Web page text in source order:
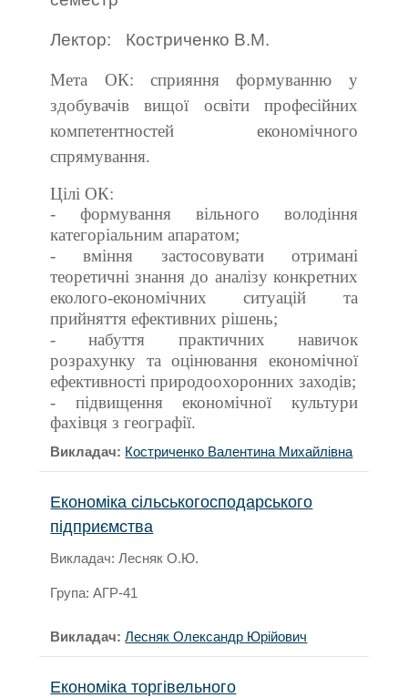
Лектор: Костриченко В.М.
Мета ОК:
сприяння формуванню у
здобувачів вищої освіти професійних
компетентностей економічного
спрямування.
Цілі ОК:
- формування вільного володіння
категоріальним апаратом;
- вміння застосовувати отримані
теоретичні знання до аналізу конкретних
еколого-економічних ситуацій та
прийняття ефективних рішень;
- набуття практичних навичок
розрахунку та оцінювання економічної
ефективності природоохоронних заходів;
- підвищення економічної культури
фахівця з географії.
Викладач: Костриченко Валентина Михайлівна
Економіка сільськогосподарського
підприємства
Викладач: Лесняк О.Ю.
Група: АГР-41
Викладач:Лесняк Олександр Юрійович
Економіка торгівельного